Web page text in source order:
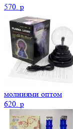
570. p
молниями оптом
620. p